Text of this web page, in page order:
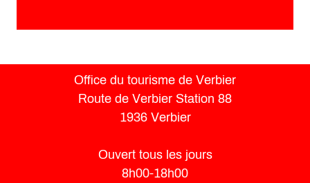
Office du tourisme de Verbier
Route de Verbier Station 88
1936 Verbier
Ouvert tous les jours
8h00-18h00